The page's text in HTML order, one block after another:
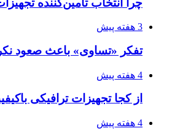
3 هفته پیش
تفکر «تساوی» باعث صعود
4 هفته پیش
از کجا تجهیزات ترافیکی
4 هفته پیش